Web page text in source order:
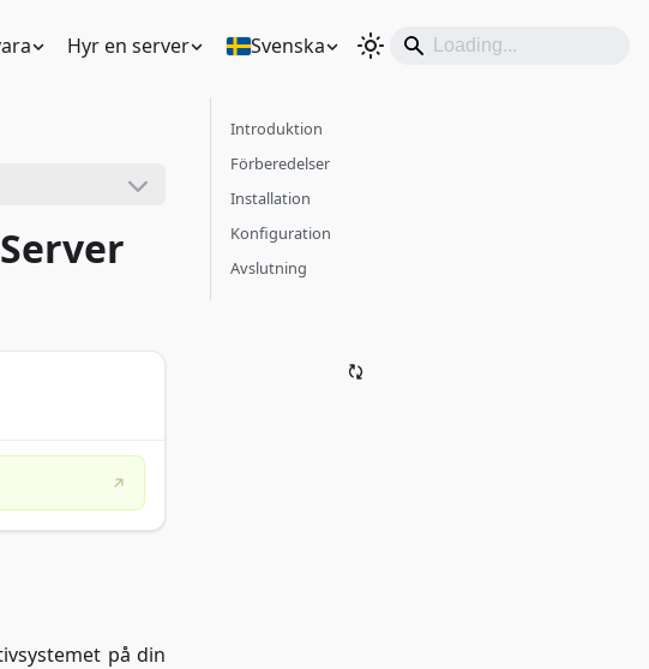
Hyr en server Svenska
på din
Introduktion
Förberedelser
Installation
Konfiguration
Avslutning